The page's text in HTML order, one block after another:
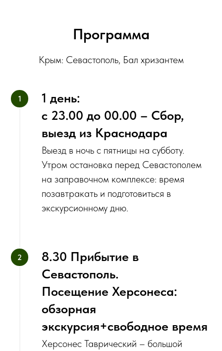
Программа
‌Крым: Севастополь, Бал хризантем
1 день:
с‌ 23.00 до 00.00 – Сбор,
выезд из Краснодара
‌Выезд в ночь с пятницы на субботу.
‌Утром остановка перед Севастополем
на заправочном комплексе: время
позавтракать и подготовиться в
экскурсионному дню.
‌8.30 Прибытие в
Севастополь.
Посещение Херсонеса:
обзорная
экскурсия+свободное время
Херсонес Таврический – большой